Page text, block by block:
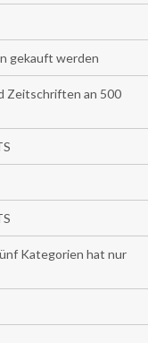
gekauft werden
Zeitschriften an 500
Kategorien hat nur